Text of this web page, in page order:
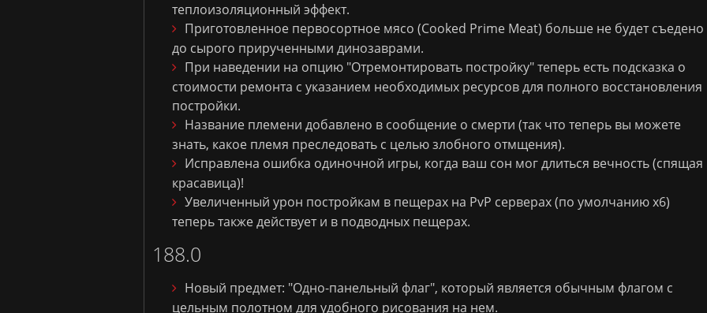
теплоизоляционный эффект.
Приготовленное первосортное мясо (Cooked Prime Meat) больше не будет съедено
до сырого прирученными динозаврами.
При наведении на опцию "Отремонтировать постройку" теперь есть подсказка о
стоимости ремонта с указанием необходимых ресурсов для полного восстановления
постройки.
Название племени добавлено в сообщение о смерти (так что теперь вы можете
знать, какое племя преследовать с целью злобного отмщения).
Исправлена ошибка одиночной игры, когда ваш сон мог длиться вечность (спящая
красавица)!
Увеличенный урон постройкам в пещерах на PvP серверах (по умолчанию х6)
теперь также действует и в подводных пещерах.
188.0
Новый предмет: "Одно-панельный флаг", который является обычным флагом с
цельным полотном для удобного рисования на нем.